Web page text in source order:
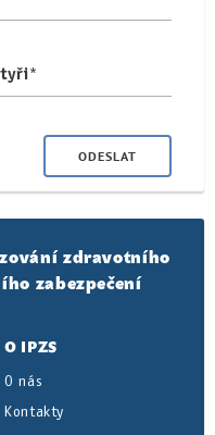
*
zdravotního
zabezpečení
O IPZS
O nás
Kontakty